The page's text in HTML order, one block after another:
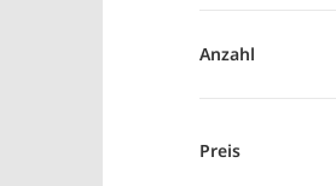
Anzahl
Preis